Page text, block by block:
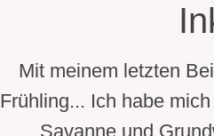
Mit meinem letzten
Frühling... Ich habe
Savanne und